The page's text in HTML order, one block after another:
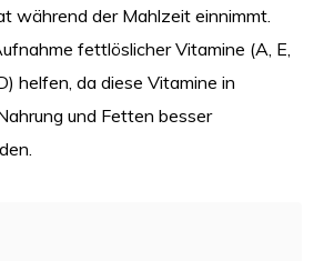
während der Mahlzeit einnimmt.
fettlöslicher Vitamine (A, E,
helfen, da diese Vitamine in
und Fetten besser